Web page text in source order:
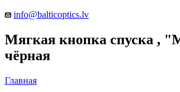
info@balticoptics.lv
Мягкая кнопка спуска ,
чёрная
Главная